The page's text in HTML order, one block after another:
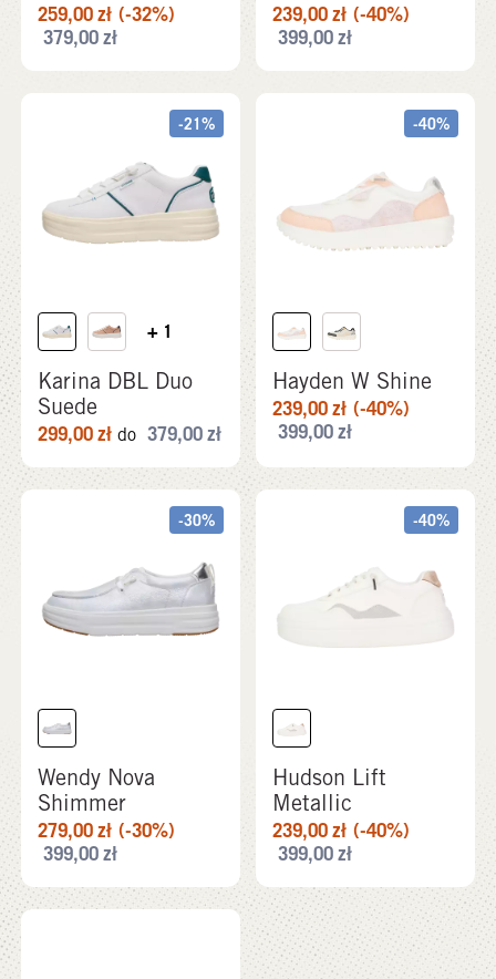
259,00zł (-32%)
379,00zł
239,00zł (-40%)
399,00zł
-21%
+ 1
Karina DBL Duo
Suede
299,00zł do 379,00zł
-40%
Hayden W Shine
239,00zł (-40%)
399,00zł
-30%
Wendy Nova
Shimmer
279,00zł (-30%)
399,00zł
-40%
Hudson Lift
Metallic
239,00zł (-40%)
399,00zł